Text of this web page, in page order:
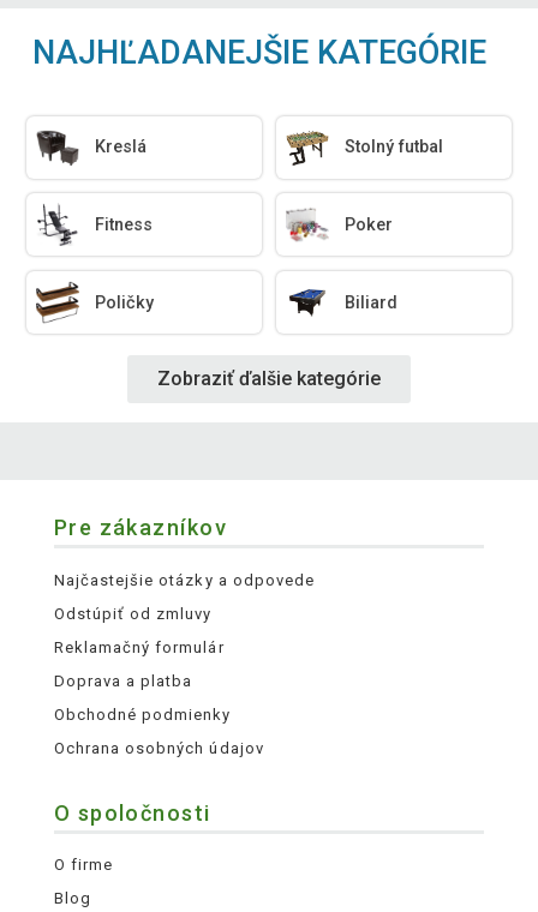
NAJHĽADANEJŠIE KATEGÓRIE
Kreslá Stolný futbal
Fitness Poker
Poličky Biliard
Zobraziť ďalšie kategórie
Pre zákazníkov
Najčastejšie otázky a odpovede
Odstúpiť od zmluvy
Reklamačný formulár
Doprava a platba
Obchodné podmienky
Ochrana osobných údajov
O spoločnosti
O firme
Blog